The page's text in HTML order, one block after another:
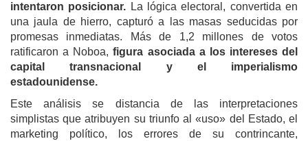
intentaron posicionar. La lógica electoral, convertida en
una jaula de hierro, capturó a las masas seducidas por
promesas inmediatas. Más de 1,2 millones de votos
ratificaron a Noboa,figura asociada a los intereses del
capital transnacional y el imperialismo
estadounidense.
Este análisis se distancia de las interpretaciones
simplistas que atribuyen su triunfo al «uso» del Estado, el
marketing político, los errores de su contrincante,